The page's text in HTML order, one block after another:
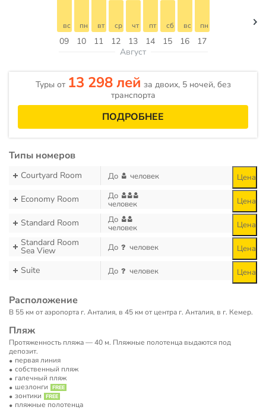
09
вс
10
пн
11
вт
12
ср
13
чт
14
пт
15
сб
16
вс
17
пн
Август
Туры от 13 298 лей за двоих, 5 ночей, без
транспорта
ПОДРОБНЕЕ
Типы номеров
Courtyard Room До человек Цена
Economy Room До
человек Цена
Standard Room До
человек Цена
Standard Room
Sea View До человек Цена
Suite До человек Цена
Расположение
В 55 км от аэропорта г. Анталия, в 45 км от центра г. Анталия, в г. Кемер.
Пляж
Протяженность пляжа — 40 м. Пляжные полотенца выдаются под
депозит.
первая линия
собственный пляж
галечный пляж
шезлонги
зонтики
пляжные полотенца